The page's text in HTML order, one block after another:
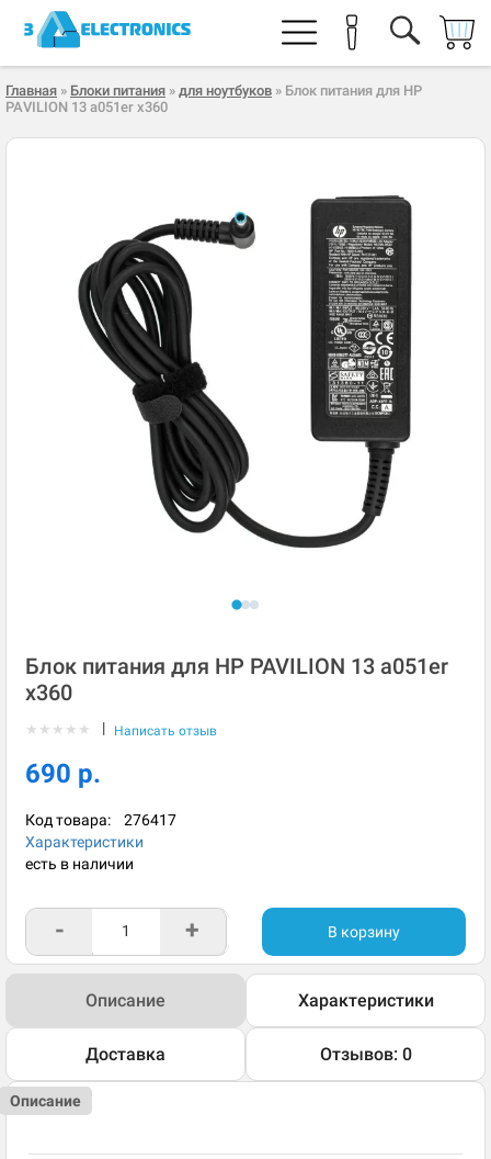
Главная » Блоки питания » для ноутбуков » Блок питания для HP
PAVILION 13 a051er x360
Блок питания для HP PAVILION 13 a051er
x360
★ ★ ★ ★ ★ | Написать отзыв
690 р.
Код товара: 276417
Характеристики
есть в наличии
- + В корзину
Описание Характеристики
Доставка Отзывов: 0
Описание